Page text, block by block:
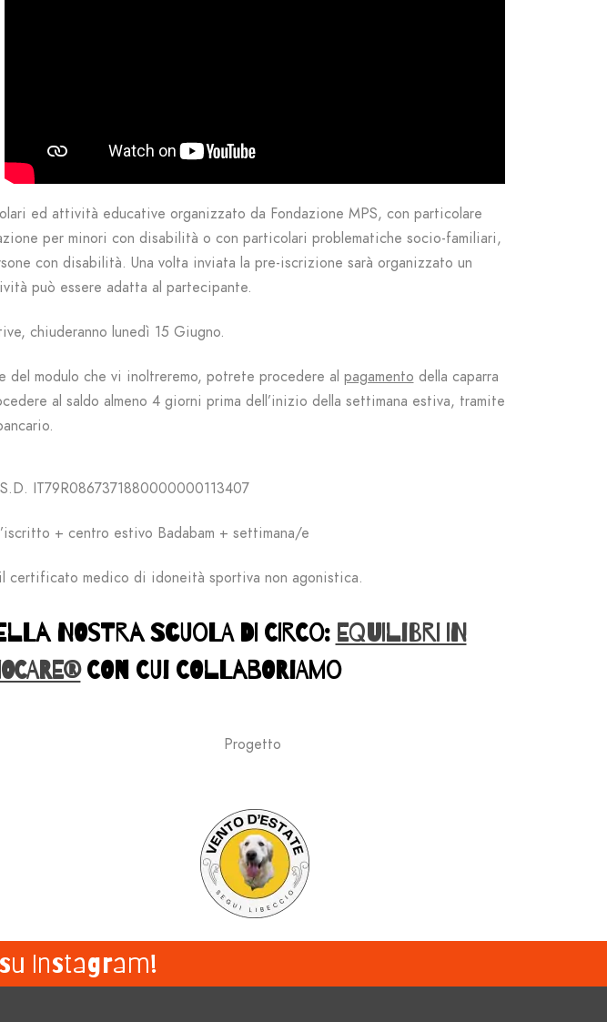
ed attività educative organizzato da Fondazione MPS, con particolare
per minori con disabilità o con particolari problematiche socio-familiari,
con disabilità. Una volta inviata la pre-iscrizione sarà organizzato un
può essere adatta al partecipante.
chiuderanno lunedì 15 Giugno.
modulo che vi inoltreremo, potrete procedere al pagamento della caparra
al saldo almeno 4 giorni prima dell’inizio della settimana estiva, tramite
IT79R0867371880000000113407
+ centro estivo Badabam + settimana/e
medico di idoneità sportiva non agonistica.
NOSTRA SCUOLA DI CIRCO: EQUILIBRI IN
CON CUI COLLABORIAMO
Progetto
Instagram!